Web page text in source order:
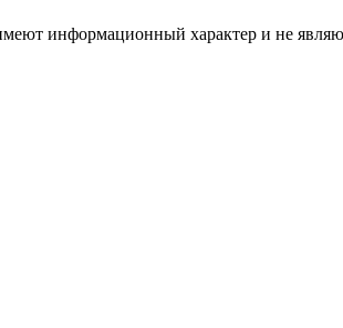
информационный характер и не